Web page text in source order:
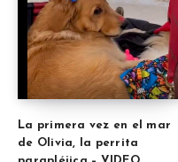
La primera vez en el mar
de Olivia, la perrita